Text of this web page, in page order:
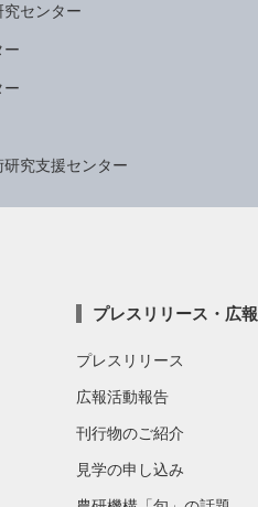
センター
ー
ー
究支援センター
プレスリリース・広報
プレスリリース
広報活動報告
刊行物のご紹介
見学の申し込み